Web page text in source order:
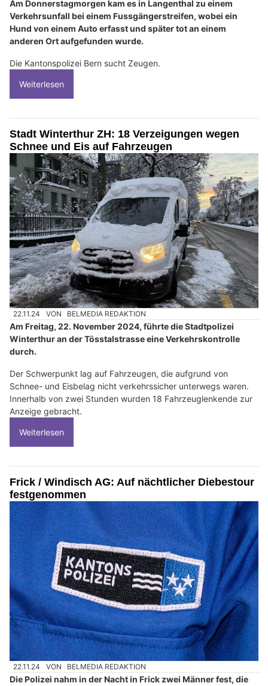
Am Donnerstagmorgen kam es in Langenthal zu einem
Verkehrsunfall bei einem Fussgängerstreifen, wobei ein
Hund von einem Auto erfasst und später tot an einem
anderen Ort aufgefunden wurde.
Die Kantonspolizei Bern sucht Zeugen.
Weiterlesen
Stadt Winterthur ZH: 18 Verzeigungen wegen
Schnee und Eis auf Fahrzeugen
22.11.24 VON BELMEDIA REDAKTION
Am Freitag, 22. November 2024, führte die Stadtpolizei
Winterthur an der Tösstalstrasse eine Verkehrskontrolle
durch.
Der Schwerpunkt lag auf Fahrzeugen, die aufgrund von
Schnee- und Eisbelag nicht verkehrssicher unterwegs waren.
Innerhalb von zwei Stunden wurden 18 Fahrzeuglenkende zur
Anzeige gebracht.
Weiterlesen
Frick / Windisch AG: Auf nächtlicher Diebestour
festgenommen
22.11.24 VON BELMEDIA REDAKTION
Die Polizei nahm in der Nacht in Frick zwei Männer fest, die